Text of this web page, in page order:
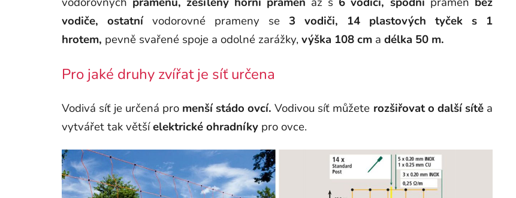
vodiče,
ostatnívodorovné prameny se 3 vodiči,
14 plastových tyček s 1
hrotem, pevně svařené spoje a odolné zarážky,výška 108 cm a délka 50 m.
Pro jaké druhy zvířat je síť určena
Vodivá síť je určená pro menší stádo ovcí. Vodivou síť můžete rozšiřovat o další sítěa
vytvářet tak většíelektrické ohradníky pro ovce.